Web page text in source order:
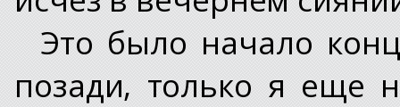
Это было начало
позади, только я еще